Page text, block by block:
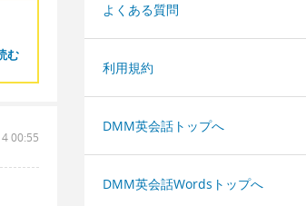
む
00:55
よくある質問
利用規約
DMM英会話トップへ
DMM英会話Wordsトップへ